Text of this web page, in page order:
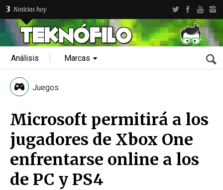
3 Noticias hoy
Análisis Marcas
Juegos
Microsoft permitirá a los
jugadores de Xbox One
enfrentarse online a los
de PC y PS4